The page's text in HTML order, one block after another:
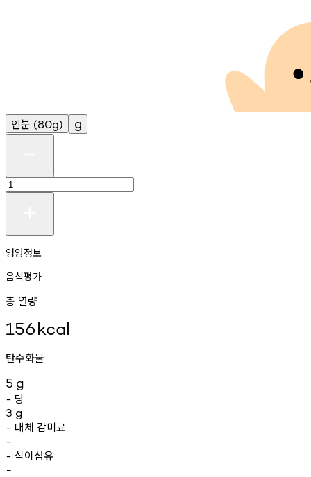
인분 (80g) g
영양정보
음식평가
총 열량
156kcal
탄수화물
5 g
- 당
3 g
- 대체 감미료
-
- 식이섬유
-